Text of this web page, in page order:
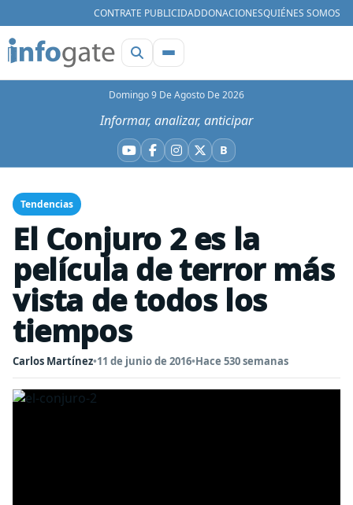
CONTRATE PUBLICIDADDONACIONESQUIÉNES SOMOS
Domingo 9 De Agosto De 2026
Informar, analizar, anticipar
YouTube
Facebook
Instagram
X BBluesky
Tendencias
El Conjuro 2 es la
película de terror más
vista de todos los
tiempos
Carlos Martínez•11 de junio de 2016•Hace 530 semanas